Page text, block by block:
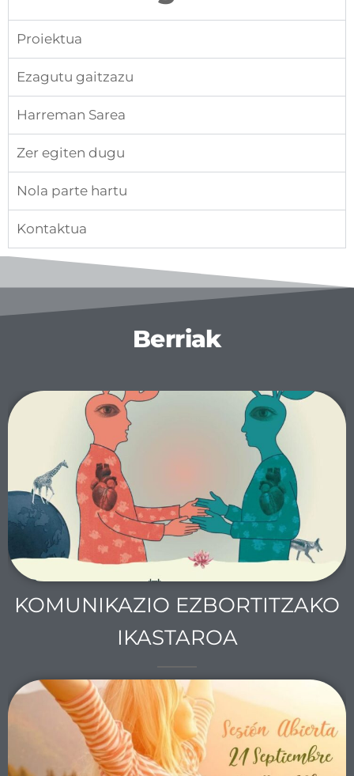
Proiektua
Ezagutu gaitzazu
Harreman Sarea
Zer egiten dugu
Nola parte hartu
Kontaktua
Berriak
KOMUNIKAZIO EZBORTITZAKO
IKASTAROA